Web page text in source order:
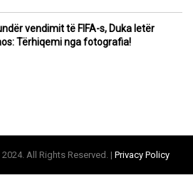
vendimit të FIFA-s, Duka letër
Tërhiqemi nga fotografia!
2024. All Rights Reserved. | Privacy Policy